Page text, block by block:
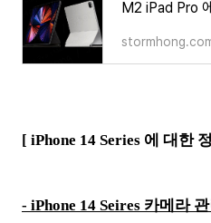
[ iPhone 14 Series 에 대한
- iPhone 14 Seires 카메라